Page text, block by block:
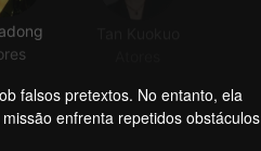
falsos pretextos. No entanto, ela
enfrenta repetidos obstáculos
amorosa. Apesar de sua postura